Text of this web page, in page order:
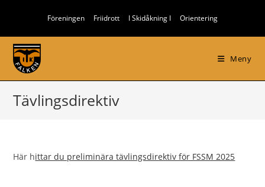
innehållet
Föreningen Friidrott I Skidåkning I Orientering
Meny
Tävlingsdirektiv
Här hittar du preliminära tävlingsdirektiv för FSSM 2025